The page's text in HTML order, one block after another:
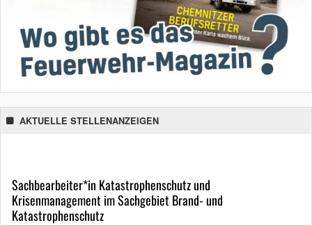
AKTUELLE STELLENANZEIGEN
Sachbearbeiter*in Katastrophenschutz und
Krisenmanagement im Sachgebiet Brand- und
Katastrophenschutz